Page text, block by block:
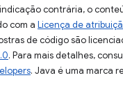
contrária, o
com a Licença de
de código são
. Para mais detalhes,
. Java é uma marca